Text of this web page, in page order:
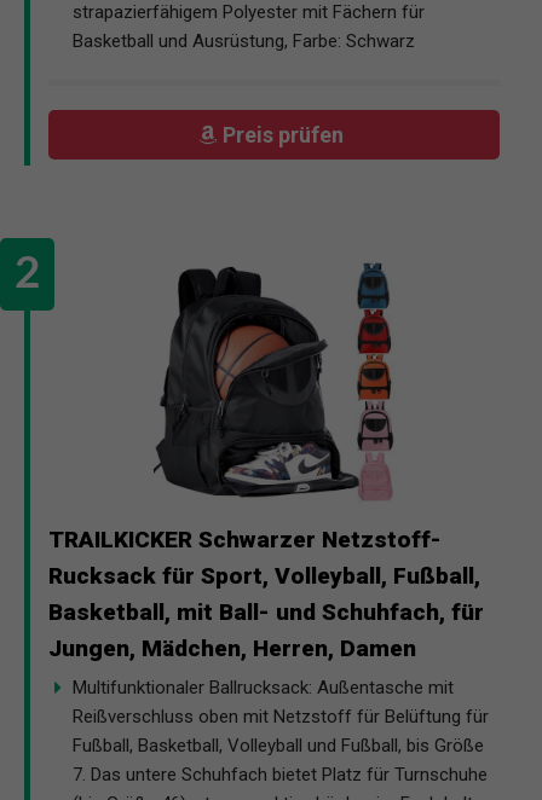
strapazierfähigem Polyester mit Fächern für
Basketball und Ausrüstung, Farbe: Schwarz
Preis prüfen
TRAILKICKER Schwarzer Netzstoff-
Rucksack für Sport, Volleyball, Fußball,
Basketball, mit Ball- und Schuhfach, für
Jungen, Mädchen, Herren, Damen
Multifunktionaler Ballrucksack: Außentasche mit
Reißverschluss oben mit Netzstoff für Belüftung für
Fußball, Basketball, Volleyball und Fußball, bis Größe
7. Das untere Schuhfach bietet Platz für Turnschuhe